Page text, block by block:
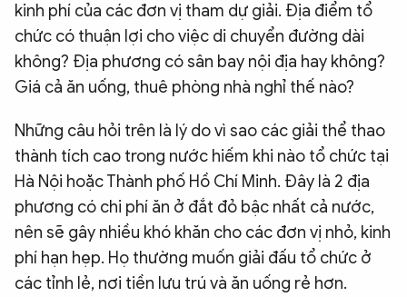
kinh phí của các đơn vị tham dự giải. Địa điểm tổ
chức có thuận lợi cho việc di chuyển đường dài
không? Địa phương có sân bay nội địa hay không?
Giá cả ăn uống, thuê phòng nhà nghỉ thế nào?
Những câu hỏi trên là lý do vì sao các giải thể thao
thành tích cao trong nước hiếm khi nào tổ chức tại
Hà Nội hoặc Thành phố Hồ Chí Minh. Đây là 2 địa
phương có chi phí ăn ở đắt đỏ bậc nhất cả nước,
nên sẽ gây nhiều khó khăn cho các đơn vị nhỏ, kinh
phí hạn hẹp. Họ thường muốn giải đấu tổ chức ở
các tỉnh lẻ, nơi tiền lưu trú và ăn uống rẻ hơn.